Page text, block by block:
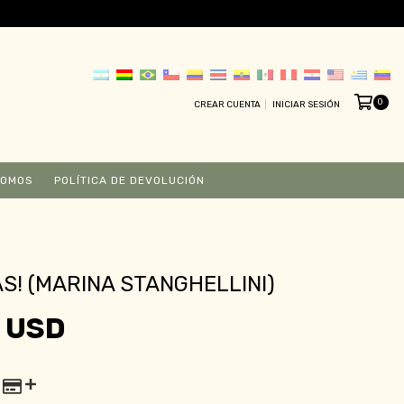
CREAR CUENTA INICIAR SESIÓN 0
POLÍTICA DE DEVOLUCIÓN
(MARINA STANGHELLINI)